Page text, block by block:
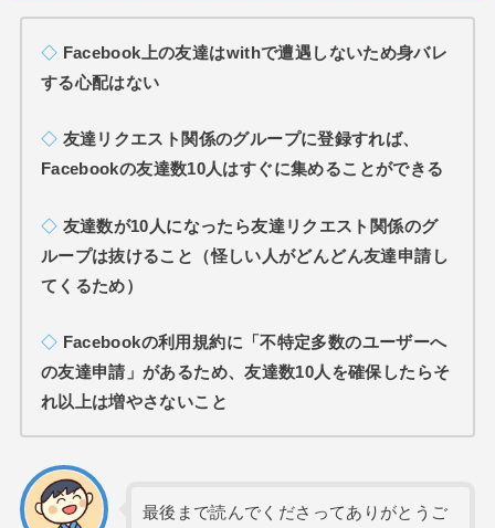
◇ Facebook上の友達はwithで遭遇しないため身バレ
する心配はない
◇ 友達リクエスト関係のグループに登録すれば、
Facebookの友達数10人はすぐに集めることができる
◇ 友達数が10人になったら友達リクエスト関係のグ
ループは抜けること（怪しい人がどんどん友達申請し
てくるため）
◇ Facebookの利用規約に「不特定多数のユーザーへ
の友達申請」があるため、友達数10人を確保したらそ
れ以上は増やさないこと
最後まで読んでくださってありがとうご